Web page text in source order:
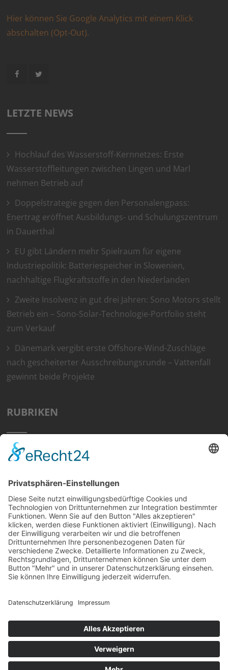
Hier können Sie Google Analytics mit einem Klick
abschalten (Opt-Out).
LETZTE NEWS
Hochlauf des Wasserstoff-Kernnetzes: Erste
Wasserstoffleitungen zwischen Lingen und Marl
nehmen Betrieb auf
Doppelstrategie gegen den Personalengpass:
Enertrag eröffnet Ausbildungs- und Schulungszentrum
in Dauerthal
EU gibt Ländern mehr Spielraum für eigene
Industriepolitik: Batteriespeicher in Slowenien,
nachhaltige Flugkraftstoffe in den Niederlanden
Zweite Insolvenz in gut drei Jahren: Sono Motors stellt
Betrieb ein – Sono-Solar-Technologie-Portfolio steht
zum Verkauf
Dänemark vergibt erste Offshore-Wind-Zuschläge
nach gescheiterter Ausschreibungsrunde – Vattenfall
gewinnt beide Projekte
RUBRIKEN
Home
Tipps
Wissen
Strom Top30
F&A
News
© hellundwarm.de2026 All Rights Reserved
Datenschutzerklärung